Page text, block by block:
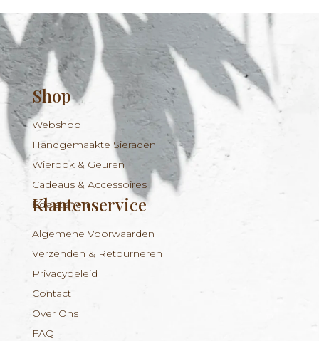
Shop
Webshop
Handgemaakte Sieraden
Wierook & Geuren
Cadeaus & Accessoires
Edelstenen
Klantenservice
Algemene Voorwaarden
Verzenden & Retourneren
Privacybeleid
Contact
Over Ons
FAQ